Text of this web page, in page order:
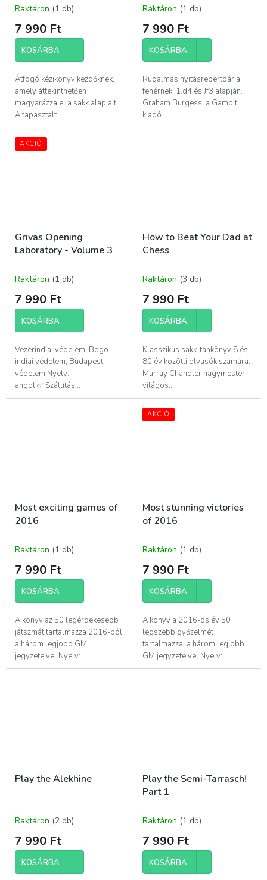
Raktáron (1 db)
7 990 Ft
KOSÁRBA
Átfogó kézikönyv kezdőknek,
amely áttekinthetően
magyarázza el a sakk alapjait.
A tapasztalt...
Raktáron (1 db)
7 990 Ft
KOSÁRBA
Rugalmas nyitásrepertoár a
fehérnek, 1.d4 és Jf3 alapján.
Graham Burgess, a Gambit
kiadó...
AKCIÓ
Grivas Opening
Laboratory - Volume 3
Raktáron (1 db)
7 990 Ft
KOSÁRBA
Vezérindiai védelem, Bogo-
indiai védelem, Budapesti
védelem.Nyelv:
angol ✅ Szállítás...
How to Beat Your Dad at
Chess
Raktáron (3 db)
7 990 Ft
KOSÁRBA
Klasszikus sakk-tankönyv 8 és
80 év közötti olvasók számára.
Murray Chandler nagymester
világos...
Most exciting games of
2016
Raktáron (1 db)
7 990 Ft
KOSÁRBA
A könyv az 50 legérdekesebb
játszmát tartalmazza 2016-ból,
a három legjobb GM
jegyzeteivel.Nyelv:...
AKCIÓ
Most stunning victories
of 2016
Raktáron (1 db)
7 990 Ft
KOSÁRBA
A könyv a 2016-os év 50
legszebb győzelmét
tartalmazza, a három legjobb
GM jegyzeteivel.Nyelv:...
Play the Alekhine
Raktáron (2 db)
7 990 Ft
KOSÁRBA
Play the Semi-Tarrasch!
Part 1
Raktáron (1 db)
7 990 Ft
KOSÁRBA